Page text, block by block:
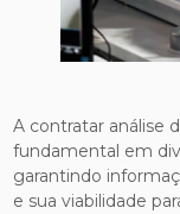
A contratar análise
fundamental em
garantindo
e sua viabilidade